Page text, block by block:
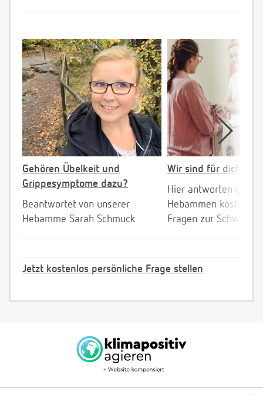
Gehören Übelkeit und
Grippesymptome dazu?
Beantwortet von unserer
Hebamme Sarah Schmuck
Wir sind für dich da!
Hier antworten
Hebammen
Fragen zur
Jetzt kostenlos persönliche Frage stellen